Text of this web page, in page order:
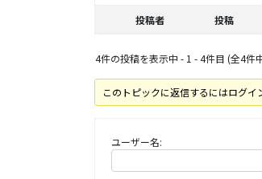
投稿者 投稿
4件の投稿を表示中 - 1 - 4件目 (全4件
このトピックに返信するにはログイ
ユーザー名: